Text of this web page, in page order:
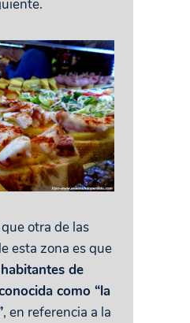
otra de las
esta zona es que
de
como “la
, en referencia a la